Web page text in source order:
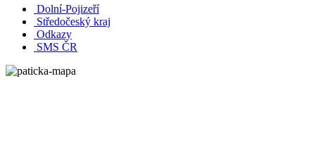
Dolní-Pojizeří
Středočeský kraj
Odkazy
SMS ČR